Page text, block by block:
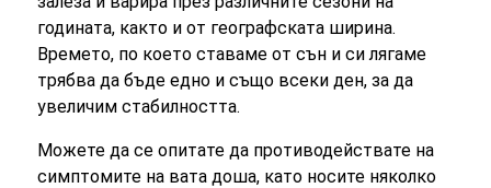
годината, както и от географската ширина.
Времето, по което ставаме от сън и си лягаме
трябва да бъде едно и също всеки ден, за да
увеличим стабилността.
Можете да се опитате да противодействате на
симптомите на вата доша, като носите няколко